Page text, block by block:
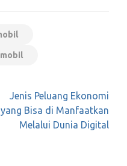
Jenis Peluang Ekonomi
yang Bisa di Manfaatkan
Melalui Dunia Digital